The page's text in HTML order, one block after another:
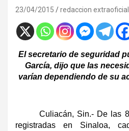
23/04/2015 redaccion extraoficial
El secretario de seguridad
García, dijo que las
varían dependiendo de su
Culiacán, Sin.- De las
registradas en Sinaloa,